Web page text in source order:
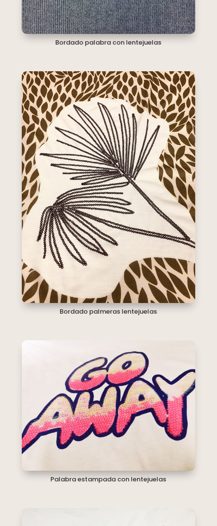
Bordado palabra con lentejuelas
Bordado palmeras lentejuelas
Palabra estampada con lentejuelas